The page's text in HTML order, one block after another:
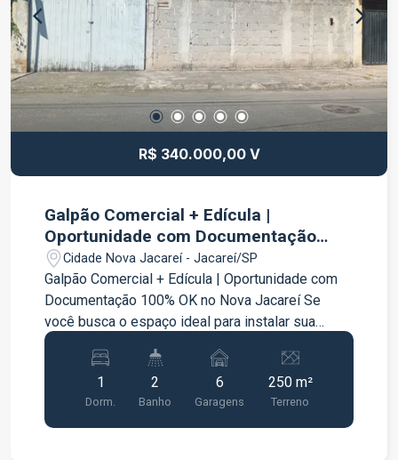
R$ 340.000,00 V
Galpão Comercial + Edícula |
Oportunidade com Documentação
100% OK no Nova Jacareí
Cidade Nova Jacareí - Jacareí/SP
Galpão Comercial + Edícula | Oportunidade com
Documentação 100% OK no Nova Jacareí Se
você busca o espaço ideal para instalar sua
empresa, montar seu próprio negócio ou investir
em um imóvel com alto potencial de rentabilidade
e liquidez, esta é a sua oportunidade. Este imóvel
misto oferece a estrutura perfeita para quem
precisa de área operacional na frente e apoio
1
Dorm.
2
Banho
6
Garagens
250 m²
Terreno